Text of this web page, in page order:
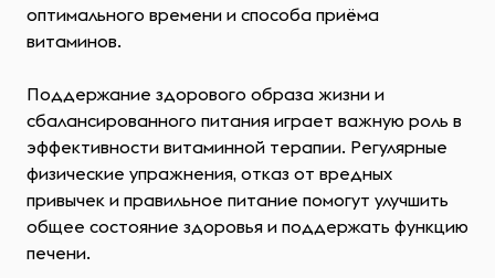
оптимального времени и способа приёма
витаминов.
Поддержание здорового образа жизни и
сбалансированного питания играет важную роль в
эффективности витаминной терапии. Регулярные
физические упражнения, отказ от вредных
привычек и правильное питание помогут улучшить
общее состояние здоровья и поддержать функцию
печени.